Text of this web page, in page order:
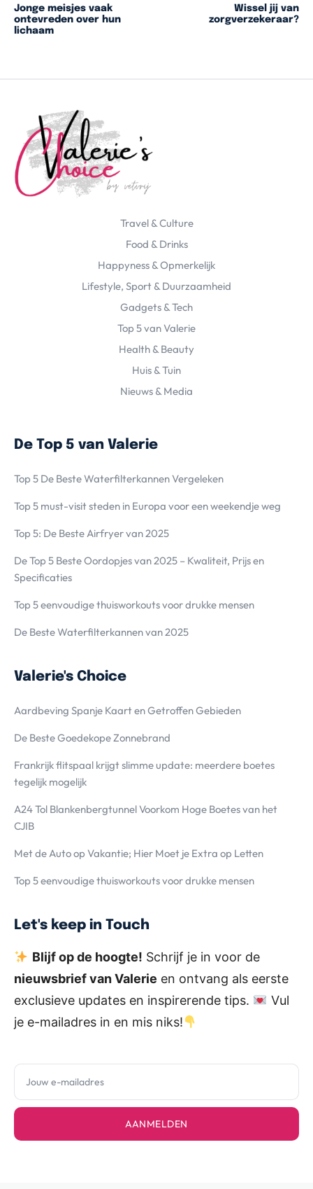
Jonge meisjes vaak
ontevreden over hun
lichaam
Wissel jij van
zorgverzekeraar?
Travel & Culture
Food & Drinks
Happyness & Opmerkelijk
Lifestyle, Sport & Duurzaamheid
Gadgets & Tech
Top 5 van Valerie
Health & Beauty
Huis & Tuin
Nieuws & Media
De Top 5 van Valerie
Top 5 De Beste Waterfilterkannen Vergeleken
Top 5 must-visit steden in Europa voor een weekendje weg
Top 5: De Beste Airfryer van 2025
De Top 5 Beste Oordopjes van 2025 – Kwaliteit, Prijs en
Specificaties
Top 5 eenvoudige thuisworkouts voor drukke mensen
De Beste Waterfilterkannen van 2025
Valerie's Choice
Aardbeving Spanje Kaart en Getroffen Gebieden
De Beste Goedekope Zonnebrand
Frankrijk flitspaal krijgt slimme update: meerdere boetes
tegelijk mogelijk
A24 Tol Blankenbergtunnel Voorkom Hoge Boetes van het
CJIB
Met de Auto op Vakantie; Hier Moet je Extra op Letten
Top 5 eenvoudige thuisworkouts voor drukke mensen
Let's keep in Touch
Blijf op de hoogte! Schrijf je in voor de
nieuwsbrief van Valerie en ontvang als eerste
exclusieve updates en inspirerende tips.
Vul
je e-mailadres in en mis niks!
AANMELDEN